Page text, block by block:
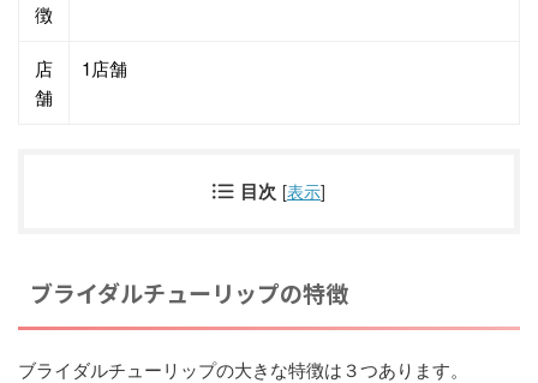
徴
店
舗
1店舗
目次 [表示]
ブライダルチューリップの特徴
ブライダルチューリップの大きな特徴は３つあります。